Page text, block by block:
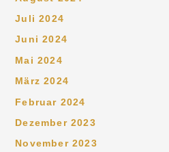
Juli 2024
Juni 2024
Mai 2024
März 2024
Februar 2024
Dezember 2023
November 2023